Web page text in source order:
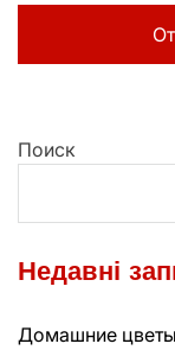
Поиск
Недавні
Домашние